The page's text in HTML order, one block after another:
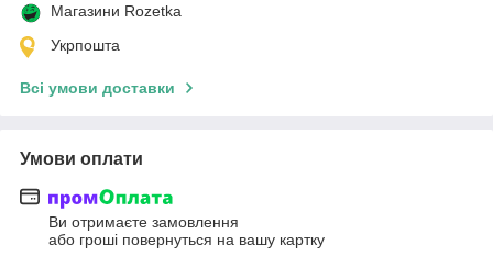
Магазини Rozetka
Укрпошта
Всі умови доставки
Умови оплати
Ви отримаєте замовлення
або гроші повернуться на вашу картку